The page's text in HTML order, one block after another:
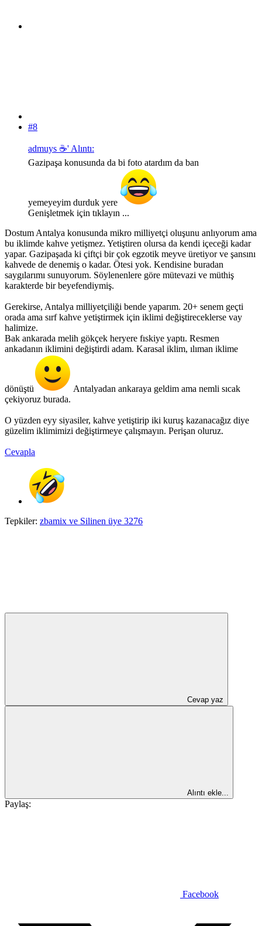
#8
admuys ☕' Alıntı:
Gazipaşa konusunda da bi foto atardım da ban
yemeyeyim durduk yere
Genişletmek için tıklayın ...
Dostum Antalya konusunda mikro milliyetçi oluşunu anlıyorum ama
bu iklimde kahve yetişmez. Yetiştiren olursa da kendi içeceği kadar
yapar. Gazipaşada ki çiftçi bir çok egzotik meyve üretiyor ve şansını
kahvede de denemiş o kadar. Ötesi yok. Kendisine buradan
saygılarımı sunuyorum. Söylenenlere göre mütevazi ve müthiş
karakterde bir beyefendiymiş.
Gerekirse, Antalya milliyetçiliği bende yaparım. 20+ senem geçti
orada ama sırf kahve yetiştirmek için iklimi değiştireceklerse vay
halimize.
Bak ankarada melih gökçek heryere fıskiye yaptı. Resmen
ankadanın iklimini değiştirdi adam. Karasal iklim, ılıman iklime
dönüştü
Antalyadan ankaraya geldim ama nemli sıcak
çekiyoruz burada.
O yüzden eyy siyasiler, kahve yetiştirip iki kuruş kazanacağız diye
güzelim iklimimizi değiştirmeye çalışmayın. Perişan oluruz.
Cevapla
Tepkiler: zbamix ve Silinen üye 3276
Cevap yaz
Alıntı ekle...
Paylaş:
Facebook